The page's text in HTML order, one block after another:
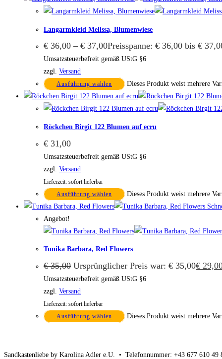
Langarmkleid Melissa, Blumenwiese
€ 36,00 – € 37,00Preisspanne: € 36,00 bis €
Umsatzsteuerbefreit gemäß UStG §6
zzgl. Versand
Ausführung wählen Dieses Produkt weist mehrere
Röckchen Birgit 122 Blumen auf ecru
€ 31,00
Umsatzsteuerbefreit gemäß UStG §6
zzgl. Versand
Lieferzeit: sofort lieferbar
Ausführung wählen
Dieses Produkt weist mehrere
Angebot!
Tunika Barbara, Red Flowers
€35,00 Ursprünglicher Preis war: € 35,00€
Umsatzsteuerbefreit gemäß UStG §6
zzgl. Versand
Lieferzeit: sofort lieferbar
Ausführung wählen Dieses Produkt weist mehrere
Sandkastenliebe by Karolina Adler e.U. • Telefonnummer: +43 677 610